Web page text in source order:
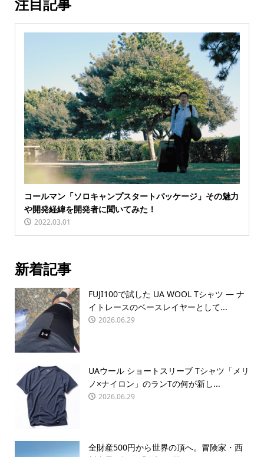
注目記事
コールマン「ソロキャンプスタートパッケージ」その魅力
や開発経緯を開発者に聞いてみた！
2022.03.01
新着記事
FUJI100で試した UA WOOL Tシャツ — ナ
イトレースのベースレイヤーとして...
2026.06.29
UAウール ショートスリーブ Tシャツ「メリ
ノ×ナイロン」のランTの何が新し...
2026.06.29
全財産500円から世界の頂へ。冒険家・西